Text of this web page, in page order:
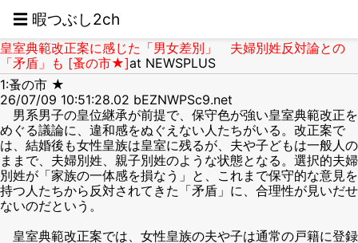
☰ 暇つぶし2ch
皇室典範改正案に感じた「男女差別」 夫婦別姓反対論との
「矛盾」も [蚤の市★]at NEWSPLUS
1:蚤の市 ★
26/07/09 10:51:28.02 bEZNWPSc9.net
男系男子の皇位継承が前提で、保守色が強い皇室典範改正を
めぐる議論に、違和感をぬぐえない人たちがいる。改正案で
は、結婚後も女性皇族は皇室に残るが、夫や子どもは一般人の
ままで、夫婦別姓、親子別姓のような状態となる。選択的夫婦
別姓が「家族の一体感を損なう」と、これまで保守的な意見を
持つ人たちから反対されてきた「矛盾」に、合理性が見いだせ
ないのだという。
皇室典範改正案では、女性皇族の夫や子は通常の戸籍に登録